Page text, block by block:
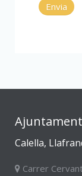
Envia
Calella,
Carrer